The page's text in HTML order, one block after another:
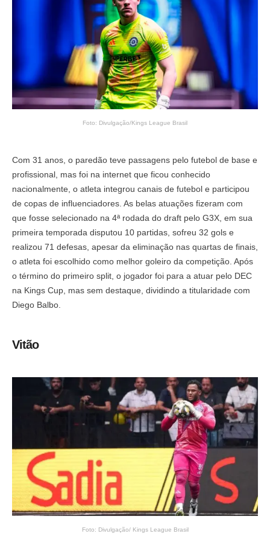
Foto: Divulgação/Kings League Brasil
Com 31 anos, o paredão teve passagens pelo futebol de base e
profissional, mas foi na internet que ficou conhecido
nacionalmente, o atleta integrou canais de futebol e participou
de copas de influenciadores. As belas atuações fizeram com
que fosse selecionado na 4ª rodada do draft pelo G3X, em sua
primeira temporada disputou 10 partidas, sofreu 32 gols e
realizou 71 defesas, apesar da eliminação nas quartas de finais,
o atleta foi escolhido como melhor goleiro da competição. Após
o término do primeiro split, o jogador foi para a atuar pelo DEC
na Kings Cup, mas sem destaque, dividindo a titularidade com
Diego Balbo.
Vitão
Foto: Divulgação/ Kings League Brasil